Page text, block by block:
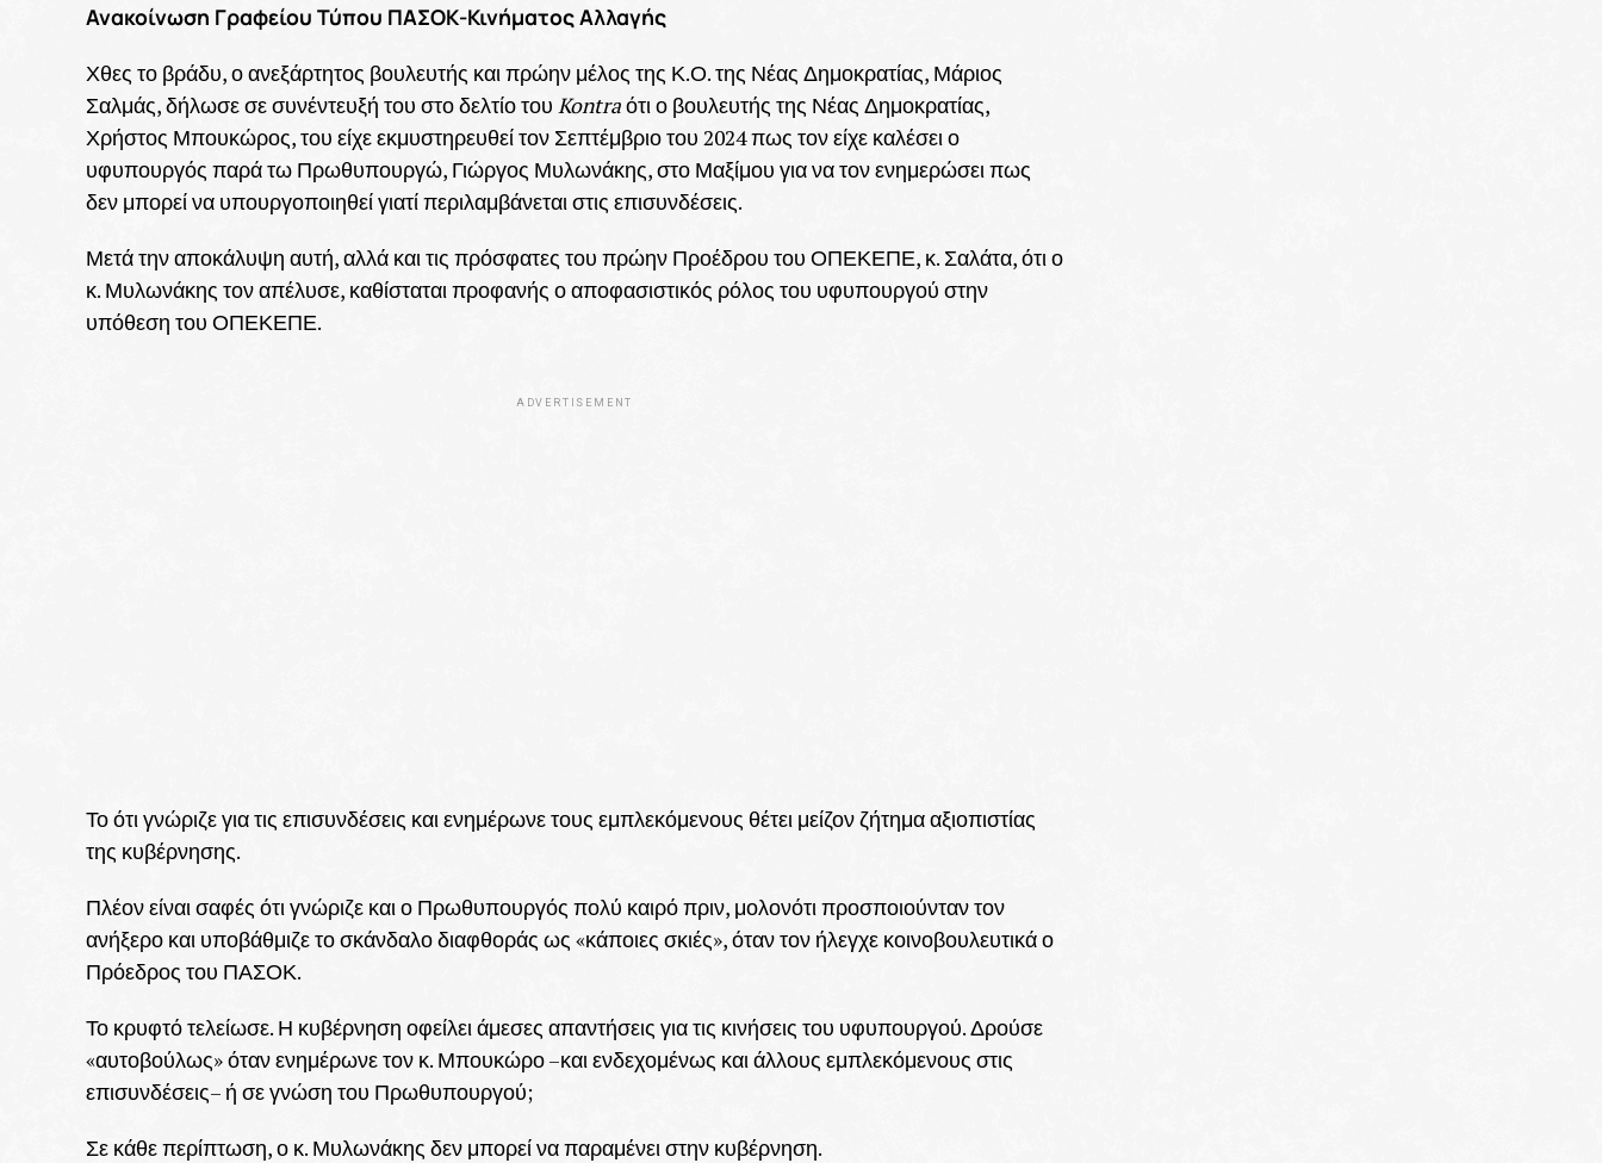
Ανακοίνωση Γραφείου Τύπου ΠΑΣΟΚ-Κινήματος Αλλαγής
Χθες το βράδυ, ο ανεξάρτητος βουλευτής και πρώην μέλος της Κ.Ο. της Νέας Δημοκρατίας, Μάριος
Σαλμάς, δήλωσε σε συνέντευξή του στο δελτίο του Kontraότι ο βουλευτής της Νέας Δημοκρατίας,
Χρήστος Μπουκώρος, του είχε εκμυστηρευθεί τον Σεπτέμβριο του 2024 πως τον είχε καλέσει ο
υφυπουργός παρά τω Πρωθυπουργώ, Γιώργος Μυλωνάκης, στο Μαξίμου για να τον ενημερώσει πως
δεν μπορεί να υπουργοποιηθεί γιατί περιλαμβάνεται στις επισυνδέσεις.
Μετά την αποκάλυψη αυτή, αλλά και τις πρόσφατες του πρώην Προέδρου του ΟΠΕΚΕΠΕ, κ. Σαλάτα, ότι ο
κ. Μυλωνάκης τον απέλυσε, καθίσταται προφανής ο αποφασιστικός ρόλος του υφυπουργού στην
υπόθεση του ΟΠΕΚΕΠΕ.
ADVERTISEMENT
Το ότι γνώριζε για τις επισυνδέσεις και ενημέρωνε τους εμπλεκόμενους θέτει μείζον ζήτημα αξιοπιστίας
της κυβέρνησης.
Πλέον είναι σαφές ότι γνώριζε και ο Πρωθυπουργός πολύ καιρό πριν, μολονότι προσποιούνταν τον
ανήξερο και υποβάθμιζε το σκάνδαλο διαφθοράς ως «κάποιες σκιές», όταν τον ήλεγχε κοινοβουλευτικά ο
Πρόεδρος του ΠΑΣΟΚ.
Το κρυφτό τελείωσε. Η κυβέρνηση οφείλει άμεσες απαντήσεις για τις κινήσεις του υφυπουργού. Δρούσε
«αυτοβούλως» όταν ενημέρωνε τον κ. Μπουκώρο –και ενδεχομένως και άλλους εμπλεκόμενους στις
επισυνδέσεις– ή σε γνώση του Πρωθυπουργού;
Σε κάθε περίπτωση, ο κ. Μυλωνάκης δεν μπορεί να παραμένει στην κυβέρνηση.